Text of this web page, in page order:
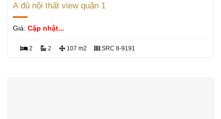
A đủ nội thất view quận 1
Giá: Cập nhật...
2 2 107 m2 SRC 8-9191